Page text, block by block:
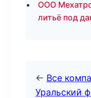
ООО
литьё под
← Все
Уральский